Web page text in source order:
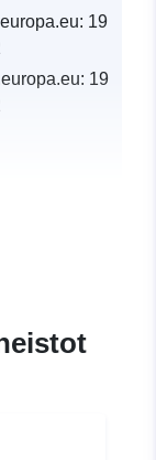
19
19
47b1-8d55-